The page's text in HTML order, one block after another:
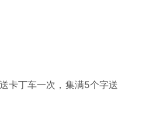
卡丁车一次，集满5个字送